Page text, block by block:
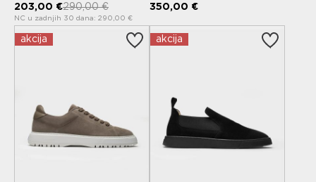
203,00 €290,00 €
NC u zadnjih 30 dana: 290,00 €
350,00 €
akcija akcija